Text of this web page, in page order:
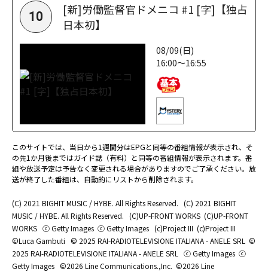
10
[新]労働監督官ドメニコ #1 [字]【独占
日本初】
08/09(日)
16:00～16:55
このサイトでは、当日から1週間分はEPGと同等の番組情報が表示され、そ
の先1か月後まではガイド誌（有料）と同等の番組情報が表示されます。番
組や放送予定は予告なく変更される場合がありますのでご了承ください。放
送が終了した番組は、自動的にリストから削除されます。
(C) 2021 BIGHIT MUSIC / HYBE. All Rights Reserved. (C) 2021 BIGHIT
MUSIC / HYBE. All Rights Reserved. (C)UP-FRONT WORKS (C)UP-FRONT
WORKS ⓒ Getty Images ⓒ Getty Images (c)Project III (c)Project III
©Luca Gambuti © 2025 RAI-RADIOTELEVISIONE ITALIANA - ANELE SRL ©
2025 RAI-RADIOTELEVISIONE ITALIANA - ANELE SRL
ⓒ Getty Images ⓒ
Getty Images ©2026 Line Communications.,Inc. ©2026 Line